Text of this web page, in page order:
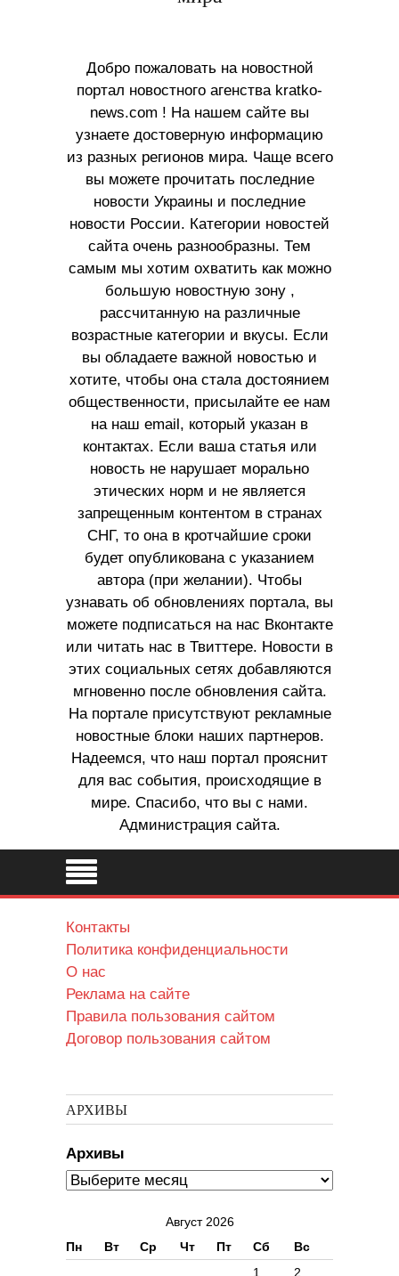
Добро пожаловать на новостной
портал новостного агенства kratko-
news.com ! На нашем сайте вы
узнаете достоверную информацию
из разных регионов мира. Чаще всего
вы можете прочитать последние
новости Украины и последние
новости России. Категории новостей
сайта очень разнообразны. Тем
самым мы хотим охватить как можно
большую новостную зону ,
рассчитанную на различные
возрастные категории и вкусы. Если
вы обладаете важной новостью и
хотите, чтобы она стала достоянием
общественности, присылайте ее нам
на наш email, который указан в
контактах. Если ваша статья или
новость не нарушает морально
этических норм и не является
запрещенным контентом в странах
СНГ, то она в кротчайшие сроки
будет опубликована с указанием
автора (при желании). Чтобы
узнавать об обновлениях портала, вы
можете подписаться на нас Вконтакте
или читать нас в Твиттере. Новости в
этих социальных сетях добавляются
мгновенно после обновления сайта.
На портале присутствуют рекламные
новостные блоки наших партнеров.
Надеемся, что наш портал прояснит
для вас события, происходящие в
мире. Спасибо, что вы с нами.
Администрация сайта.
Контакты
Политика конфиденциальности
О нас
Реклама на сайте
Правила пользования сайтом
Договор пользования сайтом
АРХИВЫ
Архивы
Август 2026
Пн
Вт Ср Чт Пт Сб Вс
1
2